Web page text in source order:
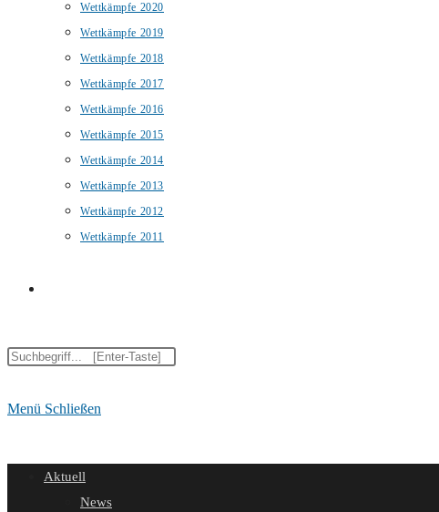
Wettkämpfe 2020
Wettkämpfe 2019
Wettkämpfe 2018
Wettkämpfe 2017
Wettkämpfe 2016
Wettkämpfe 2015
Wettkämpfe 2014
Wettkämpfe 2013
Wettkämpfe 2012
Wettkämpfe 2011
Suche
Diese
durchsuchen
Menü Schließen
Aktuell
News